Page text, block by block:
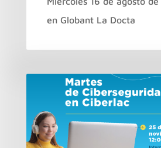
en Globant La Docta